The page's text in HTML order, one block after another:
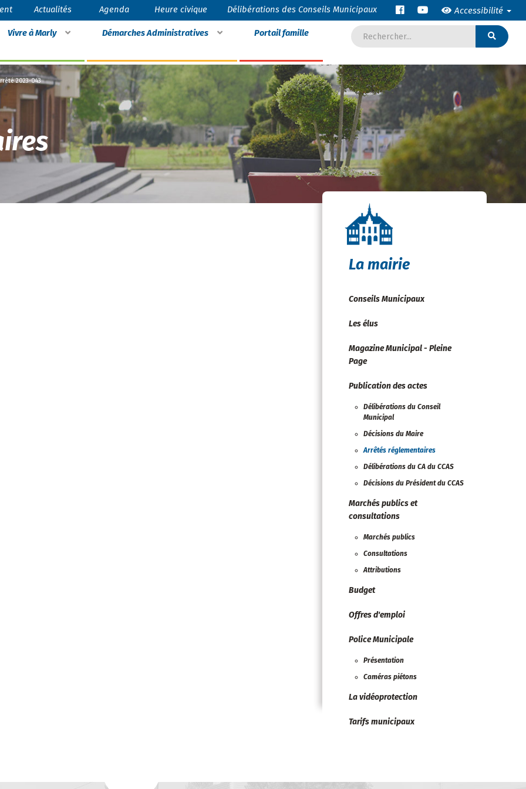
Actualités Agenda Heure civique Délibérations des Conseils Municipaux Accessibilité
Vivre à Marly Démarches Administratives Portail famille
2023-043
La mairie
Conseils Municipaux
Les élus
Magazine Municipal - Pleine
Page
Publication des actes
Délibérations du Conseil
Municipal
Décisions du Maire
Arrêtés réglementaires
Délibérations du CA du CCAS
Décisions du Président du CCAS
Marchés publics et
consultations
Marchés publics
Consultations
Attributions
Budget
Offres d'emploi
Police Municipale
Présentation
Caméras piétons
La vidéoprotection
Tarifs municipaux